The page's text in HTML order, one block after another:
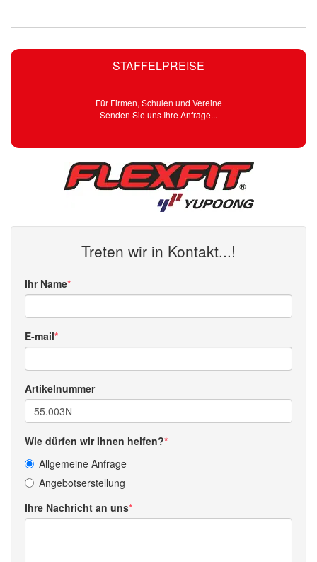
STAFFELPREISE
Für Firmen, Schulen und Vereine
Senden Sie uns Ihre Anfrage...
Treten wir in Kontakt...!
Ihr Name
E-mail
Artikelnummer
Wie dürfen wir Ihnen helfen?
Allgemeine Anfrage
Angebotserstellung
Ihre Nachricht an uns